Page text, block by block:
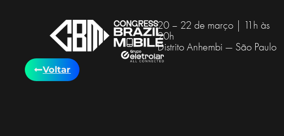
20 – 22 de março | 11h às
20h
Distrito Anhembi — São Paulo
Voltar